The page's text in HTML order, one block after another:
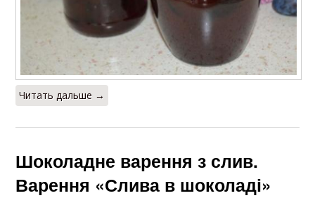
Читать дальше →
Шоколадне варення з слив.
Варення «Слива в шоколаді»